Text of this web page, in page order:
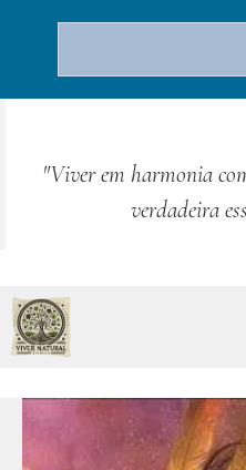
conteúdo
"Viver em harmonia
verdadeira